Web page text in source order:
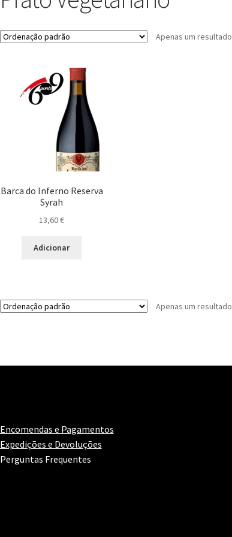
Apenas um resultado
Barca do Inferno Reserva
Syrah
13,60€
Adicionar
Apenas um resultado
Encomendas e Pagamentos
Expedições e Devoluções
Perguntas Frequentes